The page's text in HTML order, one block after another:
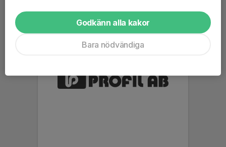
Godkänn alla kakor
Bara nödvändiga